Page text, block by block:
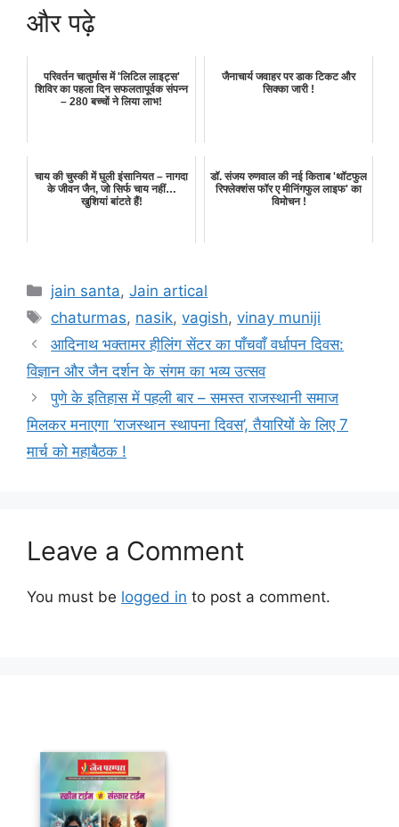
और पढ़े
परिवर्तन चातुर्मास में 'लिटिल लाइट्स'
शिविर का पहला दिन सफलतापूर्वक संपन्न
– 280 बच्चों ने लिया लाभ!
जैनाचार्य जवाहर पर डाक टिकट और
सिक्का जारी !
चाय की चुस्की में घुली इंसानियत – नागदा
के जीवन जैन, जो सिर्फ चाय नहीं…
खुशियां बांटते हैं!
डॉ. संजय रुणवाल की नई किताब 'थॉटफुल
रिफ्लेक्शंस फॉर ए मीनिंगफुल लाइफ' का
विमोचन !
Categories
jain santa,Jain artical
Tags
chaturmas, nasik,vagish,vinay muniji
आदिनाथ भक्तामर हीलिंग सेंटर का पाँचवाँ वर्धापन दिवस:
विज्ञान और जैन दर्शन के संगम का भव्य उत्सव
पुणे के इतिहास में पहली बार – समस्त राजस्थानी समाज
मिलकर मनाएगा ‘राजस्थान स्थापना दिवस’, तैयारियों के लिए 7
मार्च को महाबैठक !
Leave a Comment
You must be logged in to post a comment.